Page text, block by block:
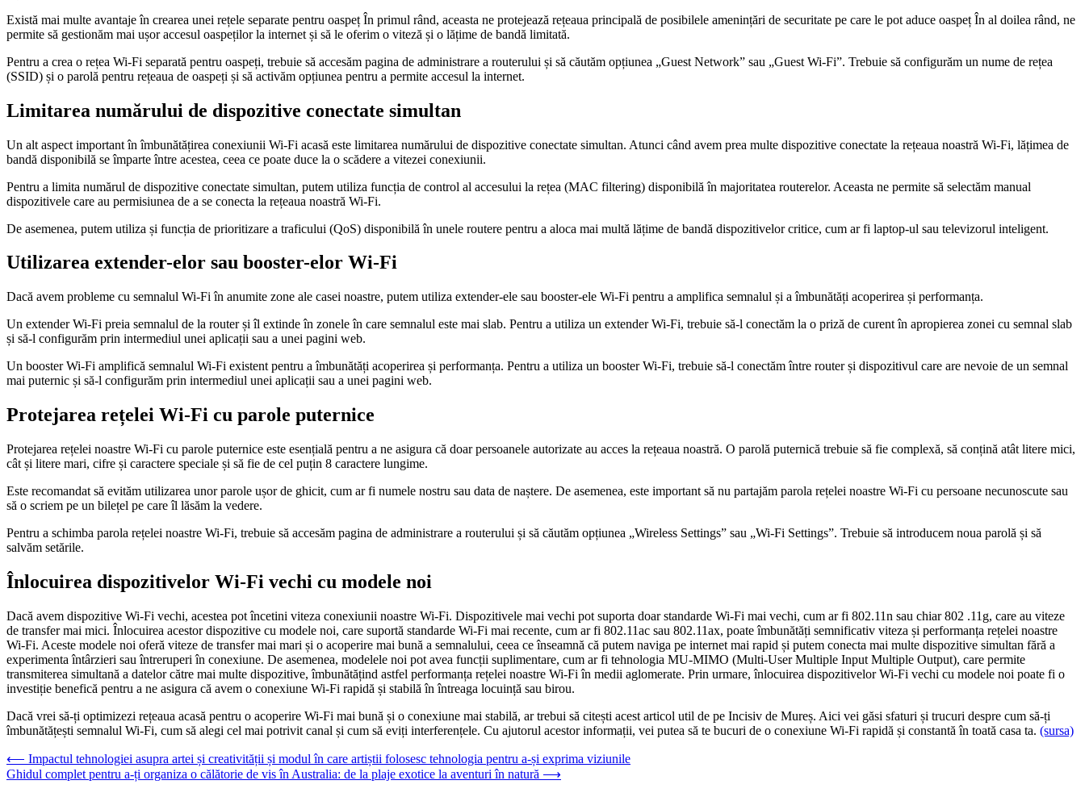
Există mai multe avantaje în crearea unei rețele separate pentru oaspeț În primul rând, aceasta ne protejează rețeaua principală de posibilele amenințări de securitate pe care le pot aduce oaspeț În al doilea rând, ne
permite să gestionăm mai ușor accesul oaspeților la internet și să le oferim o viteză și o lățime de bandă limitată.
Pentru a crea o rețea Wi-Fi separată pentru oaspeți, trebuie să accesăm pagina de administrare a routerului și să căutăm opțiunea „Guest Network” sau „Guest Wi-Fi”. Trebuie să configurăm un nume de rețea
(SSID) și o parolă pentru rețeaua de oaspeți și să activăm opțiunea pentru a permite accesul la internet.
Limitarea numărului de dispozitive conectate simultan
Un alt aspect important în îmbunătățirea conexiunii Wi-Fi acasă este limitarea numărului de dispozitive conectate simultan. Atunci când avem prea multe dispozitive conectate la rețeaua noastră Wi-Fi, lățimea de
bandă disponibilă se împarte între acestea, ceea ce poate duce la o scădere a vitezei conexiunii.
Pentru a limita numărul de dispozitive conectate simultan, putem utiliza funcția de control al accesului la rețea (MAC filtering) disponibilă în majoritatea routerelor. Aceasta ne permite să selectăm manual
dispozitivele care au permisiunea de a se conecta la rețeaua noastră Wi-Fi.
De asemenea, putem utiliza și funcția de prioritizare a traficului (QoS) disponibilă în unele routere pentru a aloca mai multă lățime de bandă dispozitivelor critice, cum ar fi laptop-ul sau televizorul inteligent.
Utilizarea extender-elor sau booster-elor Wi-Fi
Dacă avem probleme cu semnalul Wi-Fi în anumite zone ale casei noastre, putem utiliza extender-ele sau booster-ele Wi-Fi pentru a amplifica semnalul și a îmbunătăți acoperirea și performanța.
Un extender Wi-Fi preia semnalul de la router și îl extinde în zonele în care semnalul este mai slab. Pentru a utiliza un extender Wi-Fi, trebuie să-l conectăm la o priză de curent în apropierea zonei cu semnal slab
și să-l configurăm prin intermediul unei aplicații sau a unei pagini web.
Un booster Wi-Fi amplifică semnalul Wi-Fi existent pentru a îmbunătăți acoperirea și performanța. Pentru a utiliza un booster Wi-Fi, trebuie să-l conectăm între router și dispozitivul care are nevoie de un semnal
mai puternic și să-l configurăm prin intermediul unei aplicații sau a unei pagini web.
Protejarea rețelei Wi-Fi cu parole puternice
Protejarea rețelei noastre Wi-Fi cu parole puternice este esențială pentru a ne asigura că doar persoanele autorizate au acces la rețeaua noastră. O parolă puternică trebuie să fie complexă, să conțină atât litere mici,
cât și litere mari, cifre și caractere speciale și să fie de cel puțin 8 caractere lungime.
Este recomandat să evităm utilizarea unor parole ușor de ghicit, cum ar fi numele nostru sau data de naștere. De asemenea, este important să nu partajăm parola rețelei noastre Wi-Fi cu persoane necunoscute sau
să o scriem pe un bilețel pe care îl lăsăm la vedere.
Pentru a schimba parola rețelei noastre Wi-Fi, trebuie să accesăm pagina de administrare a routerului și să căutăm opțiunea „Wireless Settings” sau „Wi-Fi Settings”. Trebuie să introducem noua parolă și să
salvăm setările.
Înlocuirea dispozitivelor Wi-Fi vechi cu modele noi
Dacă avem dispozitive Wi-Fi vechi, acestea pot încetini viteza conexiunii noastre Wi-Fi. Dispozitivele mai vechi pot suporta doar standarde Wi-Fi mai vechi, cum ar fi 802.11n sau chiar 802 .11g, care au viteze
de transfer mai mici. Înlocuirea acestor dispozitive cu modele noi, care suportă standarde Wi-Fi mai recente, cum ar fi 802.11ac sau 802.11ax, poate îmbunătăți semnificativ viteza și performanța rețelei noastre
Wi-Fi. Aceste modele noi oferă viteze de transfer mai mari și o acoperire mai bună a semnalului, ceea ce înseamnă că putem naviga pe internet mai rapid și putem conecta mai multe dispozitive simultan fără a
experimenta întârzieri sau întreruperi în conexiune. De asemenea, modelele noi pot avea funcții suplimentare, cum ar fi tehnologia MU-MIMO (Multi-User Multiple Input Multiple Output), care permite
transmiterea simultană a datelor către mai multe dispozitive, îmbunătățind astfel performanța rețelei noastre Wi-Fi în medii aglomerate. Prin urmare, înlocuirea dispozitivelor Wi-Fi vechi cu modele noi poate fi o
investiție benefică pentru a ne asigura că avem o conexiune Wi-Fi rapidă și stabilă în întreaga locuință sau birou.
Dacă vrei să-ți optimizezi rețeaua acasă pentru o acoperire Wi-Fi mai bună și o conexiune mai stabilă, ar trebui să citești acest articol util de pe Incisiv de Mureș. Aici vei găsi sfaturi și trucuri despre cum să-ți
îmbunătățești semnalul Wi-Fi, cum să alegi cel mai potrivit canal și cum să eviți interferențele. Cu ajutorul acestor informații, vei putea să te bucuri de o conexiune Wi-Fi rapidă și constantă în toată casa ta. (sursa)
Navigare
în
⟵ Impactul tehnologiei asupra artei și creativității și modul în care artiștii folosesc tehnologia pentru a-și exprima viziunile
Ghidul complet pentru a-ți organiza o călătorie de vis în Australia: de la plaje exotice la aventuri în natură ⟶